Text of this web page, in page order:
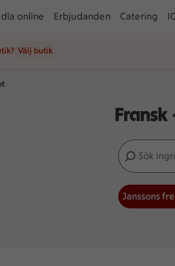
online Erbjudanden Catering
Välj butik
Fransk
Sök
Inga förslag
Janssons